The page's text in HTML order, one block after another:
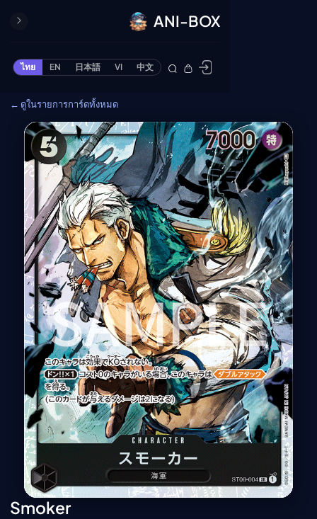
ANI-BOX
ไทย EN 日本語 VI 中文
ปิด
ONE PIECE
Collection
Deck Builder
My-Collection
Deck Library
Deck Share
PREMIUM SERVICE
ทีวีออนไลน์
แนะนำรายการทีวี
อนิเมะ
ตารางออกอากาศอนิ
เมะ (คืนนี้)
ตารางออกอากาศอนิ
เมะ
← ดูในรายการการ์ดทั้งหมด
Smoker